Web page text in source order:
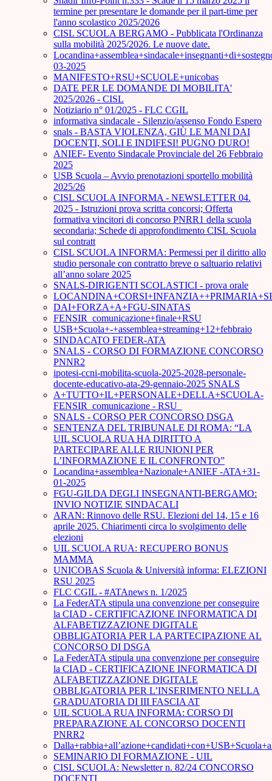
termine per presentare le domande per il part-time per
l'anno scolastico 2025/2026
CISL SCUOLA BERGAMO - Pubblicata l'Ordinanza
sulla mobilità 2025/2026. Le nuove date.
03-2025
MANIFESTO+RSU+SCUOLE+unicobas
DATE PER LE DOMANDE DI MOBILITA'
2025/2026 - CISL
Notiziario n° 01/2025 - FLC CGIL
informativa sindacale - Silenzio/assenso Fondo Espero
snals - BASTA VIOLENZA, GIÙ LE MANI DAI
DOCENTI, SOLI E INDIFESI! PUGNO DURO!
ANIEF- Evento Sindacale Provinciale del 26 Febbraio
2025
USB Scuola – Avvio prenotazioni sportello mobilità
2025/26
CISL SCUOLA INFORMA - NEWSLETTER 04.
2025 - Istruzioni prova scritta concorsi; Offerta
formativa vincitori di concorso PNRR1 della scuola
secondaria; Schede di approfondimento CISL Scuola
sul contratt
CISL SCUOLA INFORMA: Permessi per il diritto allo
studio personale con contratto breve o saltuario relativi
all’anno solare 2025
SNALS-DIRIGENTI SCOLASTICI - prova orale
DAI+FORZA+A+FGU-SINATAS
FENSIR_comunicazione+finale+RSU
USB+Scuola+-+assemblea+streaming+12+febbraio
SINDACATO FEDER-ATA
SNALS - CORSO DI FORMAZIONE CONCORSO
PNNR2
ipotesi-ccni-mobilita-scuola-2025-2028-personale-
docente-educativo-ata-29-gennaio-2025 SNALS
A+TUTTO+IL+PERSONALE+DELLA+SCUOLA-
FENSIR_comunicazione - RSU_
SNALS - CORSO PER CONCORSO DSGA
SENTENZA DEL TRIBUNALE DI ROMA: “LA
UIL SCUOLA RUA HA DIRITTO A
PARTECIPARE ALLE RIUNIONI PER
L’INFORMAZIONE E IL CONFRONTO”
Locandina+assemblea+Nazionale+ANIEF -ATA+31-
01-2025
FGU-GILDA DEGLI INSEGNANTI-BERGAMO:
INVIO NOTIZIE SINDACALI
ARAN: Rinnovo delle RSU. Elezioni del 14, 15 e 16
aprile 2025. Chiarimenti circa lo svolgimento delle
elezioni
UIL SCUOLA RUA: RECUPERO BONUS
MAMMA
UNICOBAS Scuola & Università informa: ELEZIONI
RSU 2025
FLC CGIL - #ATAnews n. 1/2025
La FederATA stipula una convenzione per conseguire
la CIAD - CERTIFICAZIONE INFORMATICA DI
ALFABETIZZAZIONE DIGITALE
OBBLIGATORIA PER LA PARTECIPAZIONE AL
CONCORSO DI DSGA
La FederATA stipula una convenzione per conseguire
la CIAD - CERTIFICAZIONE INFORMATICA DI
ALFABETIZZAZIONE DIGITALE
OBBLIGATORIA PER L’INSERIMENTO NELLA
GRADUATORIA DI III FASCIA AT
UIL SCUOLA RUA INFORMA: CORSO DI
PREPARAZIONE AL CONCORSO DOCENTI
PNRR2
SEMINARIO DI FORMAZIONE - UIL
CISL SCUOLA: Newsletter n. 82/24 CONCORSO
DOCENTI